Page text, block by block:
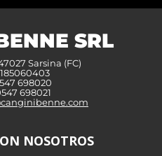
SRL
Sarsina (FC)
698020
698021
NOSOTROS